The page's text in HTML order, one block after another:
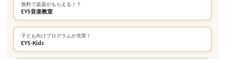
無料で楽器がもらえる！？
EYS音楽教室
子ども向けプログラムが充実！
EYS-Kids